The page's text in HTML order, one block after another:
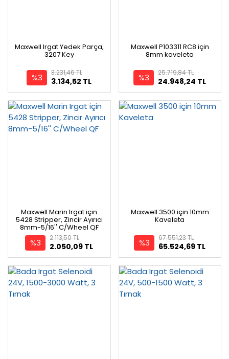
Maxwell Irgat Yedek Parça,
3207 Key
%3 3.134,52 TL
3.231,46 TL
Maxwell P103311 RC8 için
8mm kaveleta
%3 24.948,24 TL
25.719,84 TL
Maxwell Marin Irgat için
5428 Stripper, Zincir Ayırıcı
8mm-5/16'' C/Wheel QF
%3 2.050,09 TL
2.113,50 TL
Maxwell 3500 için 10mm
Kaveleta
%3 65.524,69 TL
67.551,23 TL